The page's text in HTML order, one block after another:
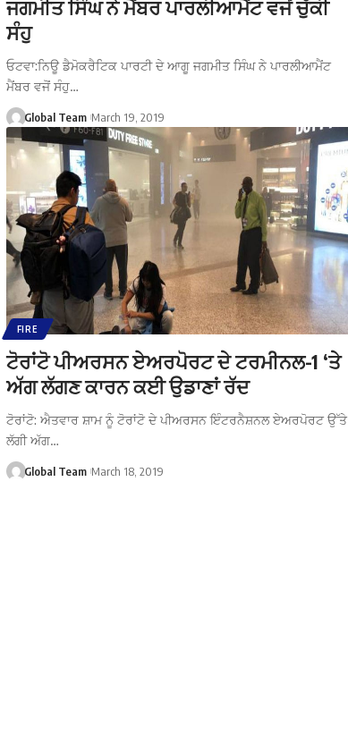
ਜਗਮੀਤ ਸਿੰਘ ਨੇ ਮੈਂਬਰ ਪਾਰਲੀਆਮੈਂਟ ਵਜੋਂ ਚੁੱਕੀ
ਸੰਹੁ
ਓਟਵਾ:ਨਿਊ ਡੈਮੋਕਰੈਟਿਕ ਪਾਰਟੀ ਦੇ ਆਗੂ ਜਗਮੀਤ ਸਿੰਘ ਨੇ ਪਾਰਲੀਆਮੈਂਟ
ਮੈਂਬਰ ਵਜੋਂ ਸੰਹੁ…
Global Team March 19, 2019
FIRE
ਟੋਰਾਂਟੋ ਪੀਅਰਸਨ ਏਅਰਪੋਰਟ ਦੇ ਟਰਮੀਨਲ-1 ‘ਤੇ
ਅੱਗ ਲੱਗਣ ਕਾਰਨ ਕਈ ਉਡਾਣਾਂ ਰੱਦ
ਟੋਰਾਂਟੋ: ਐਤਵਾਰ ਸ਼ਾਮ ਨੂੰ ਟੋਰਾਂਟੋ ਦੇ ਪੀਅਰਸਨ ਇੰਟਰਨੈਸ਼ਨਲ ਏਅਰਪੋਰਟ ਉੱਤੇ
ਲੱਗੀ ਅੱਗ…
Global Team March 18, 2019